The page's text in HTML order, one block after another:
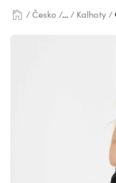
Česko ... Kalhoty